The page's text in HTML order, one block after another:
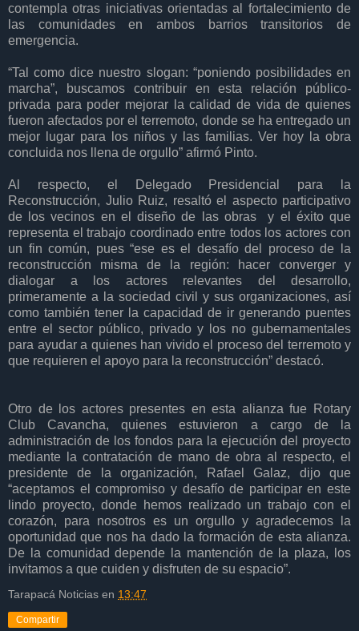
contempla otras iniciativas orientadas al fortalecimiento de
las comunidades en ambos barrios transitorios de
emergencia.
“Tal como dice nuestro slogan: “poniendo posibilidades en
marcha”, buscamos contribuir en esta relación público-
privada para poder mejorar la calidad de vida de quienes
fueron afectados por el terremoto, donde se ha entregado un
mejor lugar para los niños y las familias. Ver hoy la obra
concluida nos llena de orgullo” afirmó Pinto.
Al respecto, el Delegado Presidencial para la
Reconstrucción, Julio Ruiz, resaltó el aspecto participativo
de los vecinos en el diseño de las obras y el éxito que
representa el trabajo coordinado entre todos los actores con
un fin común, pues “ese es el desafío del proceso de la
reconstrucción misma de la región: hacer converger y
dialogar a los actores relevantes del desarrollo,
primeramente a la sociedad civil y sus organizaciones, así
como también tener la capacidad de ir generando puentes
entre el sector público, privado y los no gubernamentales
para ayudar a quienes han vivido el proceso del terremoto y
que requieren el apoyo para la reconstrucción” destacó.
Otro de los actores presentes en esta alianza fue Rotary
Club Cavancha, quienes estuvieron a cargo de la
administración de los fondos para la ejecución del proyecto
mediante la contratación de mano de obra al respecto, el
presidente de la organización, Rafael Galaz, dijo que
“aceptamos el compromiso y desafío de participar en este
lindo proyecto, donde hemos realizado un trabajo con el
corazón, para nosotros es un orgullo y agradecemos la
oportunidad que nos ha dado la formación de esta alianza.
De la comunidad depende la mantención de la plaza, los
invitamos a que cuiden y disfruten de su espacio”.
Tarapacá Noticias en 13:47
Compartir